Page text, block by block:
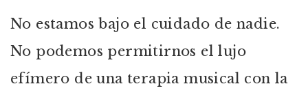
No estamos bajo el cuidado de nadie.
No podemos permitirnos el lujo
efímero de una terapia musical con la